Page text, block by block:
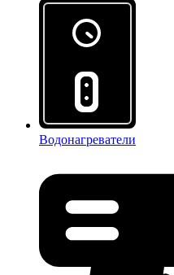
Водонагреватели